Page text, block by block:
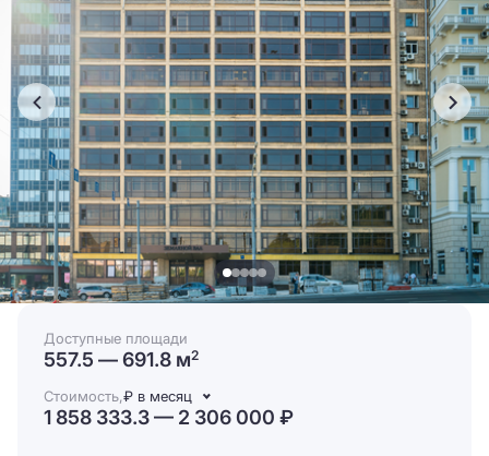
Доступные площади
557.5 — 691.8 м2
Стоимость,₽ в месяц
1 858 333.3 — 2 306 000 ₽